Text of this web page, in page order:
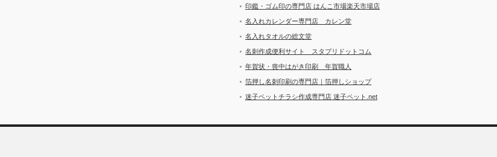
印鑑・ゴム印の専門店 はんこ市場楽天市場店
名入れカレンダー専門店 カレン堂
名入れタオルの総文堂
名刺作成便利サイト スタプリドットコム
年賀状・喪中はがき印刷 年賀職人
箔押し名刺印刷の専門店｜箔押しショップ
迷子ペットチラシ作成専門店 迷子ペット.net